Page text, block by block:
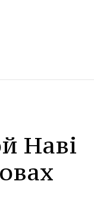
Наві